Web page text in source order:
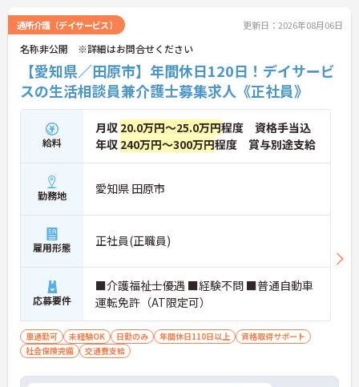
通所介護（デイサービス） 更新日：2026年08月06日
名称非公開 ※詳細はお問合せください
【愛知県／田原市】年間休日120日！デイサービ
スの生活相談員兼介護士募集求人《正社員》
給料
月収 20.0万円～25.0万円程度 資格手当込
年収 240万円～300万円程度 賞与別途支給
勤務地 愛知県 田原市
雇用形態 正社員(正職員)
応募要件
■介護福祉士優遇 ■経験不問 ■普通自動車
運転免許（AT限定可）
車通勤可 未経験OK 日勤のみ 年間休日110日以上
資格取得サポート
社会保険完備
交通費支給